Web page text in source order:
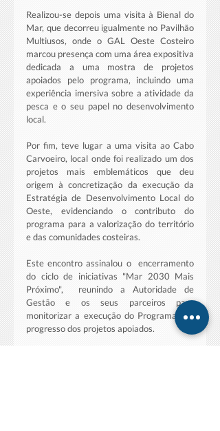
Realizou-se depois uma visita à Bienal do
Mar, que decorreu igualmente no Pavilhão
Multiusos, onde o GAL Oeste Costeiro
marcou presença com uma área expositiva
dedicada a uma mostra de projetos
apoiados pelo programa, incluindo uma
experiência imersiva sobre a atividade da
pesca e o seu papel no desenvolvimento
local.
Por fim, teve lugar a uma visita ao Cabo
Carvoeiro, local onde foi realizado um dos
projetos mais emblemáticos que deu
origem à concretização da execução da
Estratégia de Desenvolvimento Local do
Oeste, evidenciando o contributo do
programa para a valorização do território
e das comunidades costeiras.
Este encontro assinalou o  encerramento
do ciclo de iniciativas "Mar 2030 Mais
Próximo",  reunindo a Autoridade de
Gestão e os seus parceiros para
monitorizar a execução do Programa e o
progresso dos projetos apoiados.